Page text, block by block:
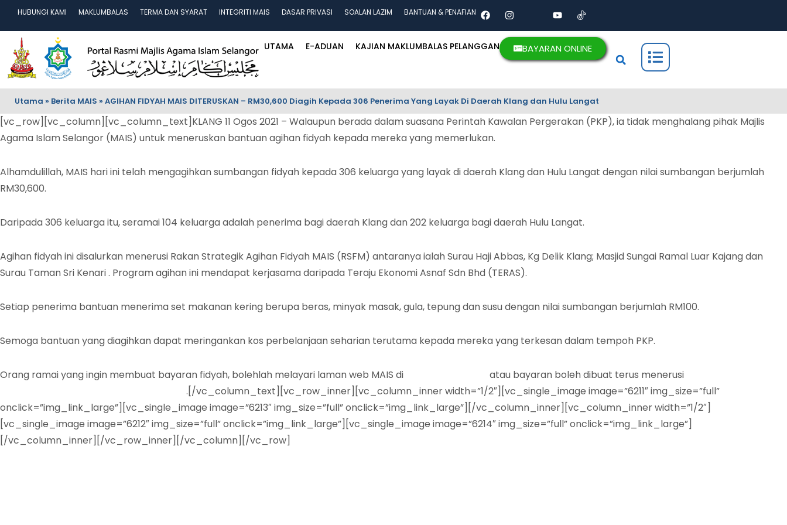
HUBUNGI KAMI MAKLUMBALAS TERMA DAN SYARAT INTEGRITI MAIS DASAR PRIVASI SOALAN LAZIM BANTUAN & PENAFIAN
UTAMA E-ADUAN KAJIAN MAKLUMBALAS PELANGGAN BAYARAN ONLINE
Utama » Berita MAIS » AGIHAN FIDYAH MAIS DITERUSKAN – RM30,600 Diagih Kepada 306 Penerima Yang Layak Di Daerah Klang dan Hulu Langat
[vc_row][vc_column][vc_column_text]KLANG 11 Ogos 2021 – Walaupun berada dalam suasana Perintah Kawalan Pergerakan (PKP), ia tidak menghalang pihak Majlis
Agama Islam Selangor (MAIS) untuk meneruskan bantuan agihan fidyah kepada mereka yang memerlukan.
Alhamdulillah, MAIS hari ini telah mengagihkan sumbangan fidyah kepada 306 keluarga yang layak di daerah Klang dan Hulu Langat dengan nilai sumbangan berjumlah
RM30,600.
Daripada 306 keluarga itu, seramai 104 keluarga adalah penerima bagi daerah Klang dan 202 keluarga bagi daerah Hulu Langat.
Agihan fidyah ini disalurkan menerusi Rakan Strategik Agihan Fidyah MAIS (RSFM) antaranya ialah Surau Haji Abbas, Kg Delik Klang; Masjid Sungai Ramal Luar Kajang dan
Surau Taman Sri Kenari . Program agihan ini mendapat kerjasama daripada Teraju Ekonomi Asnaf Sdn Bhd (TERAS).
Setiap penerima bantuan menerima set makanan kering berupa beras, minyak masak, gula, tepung dan susu dengan nilai sumbangan berjumlah RM100.
Semoga bantuan yang diagihkan dapat meringankan kos perbelanjaan seharian terutama kepada mereka yang terkesan dalam tempoh PKP.
Orang ramai yang ingin membuat bayaran fidyah, bolehlah melayari laman web MAIS di
atau bayaran boleh dibuat terus menerusi
.[/vc_column_text][vc_row_inner][vc_column_inner width=”1/2″][vc_single_image image=”6211″ img_size=”full”
onclick=”img_link_large”][vc_single_image image=”6213″ img_size=”full” onclick=”img_link_large”][/vc_column_inner][vc_column_inner width=”1/2″]
[vc_single_image image=”6212″ img_size=”full” onclick=”img_link_large”][vc_single_image image=”6214″ img_size=”full” onclick=”img_link_large”]
[/vc_column_inner][/vc_row_inner][/vc_column][/vc_row]